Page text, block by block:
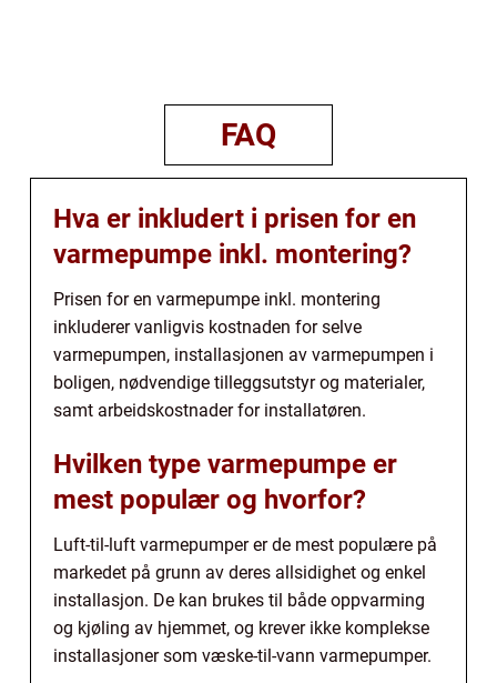
FAQ
Hva er inkludert i prisen for en
varmepumpe inkl. montering?
Prisen for en varmepumpe inkl. montering
inkluderer vanligvis kostnaden for selve
varmepumpen, installasjonen av varmepumpen i
boligen, nødvendige tilleggsutstyr og materialer,
samt arbeidskostnader for installatøren.
Hvilken type varmepumpe er
mest populær og hvorfor?
Luft-til-luft varmepumper er de mest populære på
markedet på grunn av deres allsidighet og enkel
installasjon. De kan brukes til både oppvarming
og kjøling av hjemmet, og krever ikke komplekse
installasjoner som væske-til-vann varmepumper.